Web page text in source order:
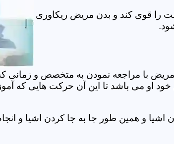
را قوی کند و بدن مریض ریکاوری
مریض با مراجعه نمودن به متخصص و زمانی
او می باشد تا این آن حرکت هایی که
و همین طور جا به جا کردن اشیا و